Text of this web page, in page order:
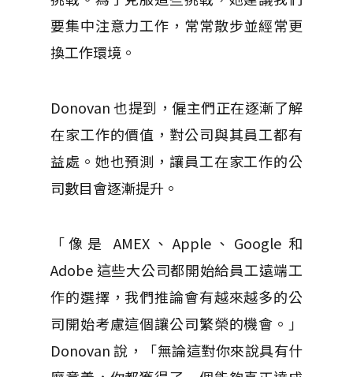
要集中注意力工作，常常散步並經常更
換工作環境。
Donovan 也提到，僱主們正在逐漸了解
在家工作的價值，對公司與其員工都有
益處。她也預測，讓員工在家工作的公
司數目會逐漸提升。
「像是 AMEX、Apple、Google 和
Adobe 這些大公司都開始給員工遠端工
作的選擇，我們推論會有越來越多的公
司開始考慮這個讓公司繁榮的機會。」
Donovan 說，「無論這對你來說具有什